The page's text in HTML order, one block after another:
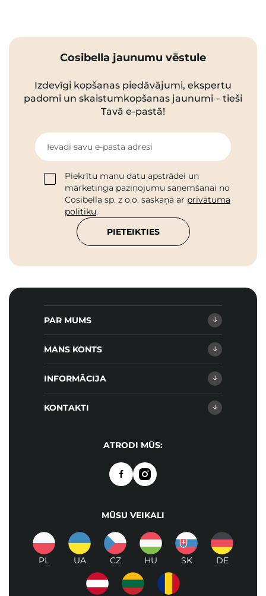
Cosibella jaunumu vēstule
Izdevīgi kopšanas piedāvājumi, ekspertu
padomi un skaistumkopšanas jaunumi – tieši
Tavā e-pastā!
Ievadi savu e-pasta adresi
Piekrītu manu datu apstrādei un
mārketinga paziņojumu saņemšanai no
Cosibella sp. z o.o. saskaņā ar privātuma
politiku.
PIETEIKTIES
PAR MUMS
MANS KONTS
INFORMĀCIJA
KONTAKTI
ATRODI MŪS:
MŪSU VEIKALI
PL UA CZ HU SK DE